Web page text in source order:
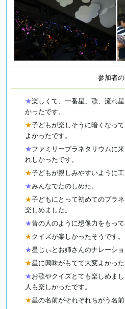
参加者
★楽しくて、一番星、歌、流れ
かったです。
★子どもが楽しそうに暗くなっ
よかったです。
★ファミリープラネタリウムに
れしかったです。
★子どもが親しみやすいように工
★みんなでたのしめた。
★子どもにとって初めてのプラ
楽しめました。
★昔の人のように想像力をもって
★クイズが楽しかったそうです。
★星じぃとお姉さんのナレーシ
★星に興味がもてて大変よかった
★お歌やクイズとても楽しめま
人も楽しかったです。
★星の名前がそれぞれちがう名